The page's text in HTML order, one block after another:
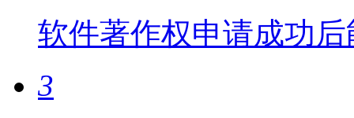
软件著作权申请成功
3